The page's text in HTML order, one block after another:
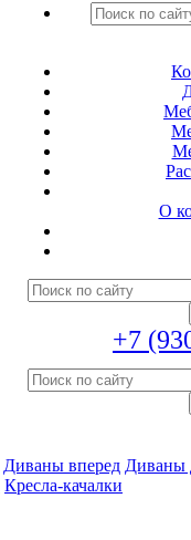
О
+7
Диваны вперед Диваны
Кресла-качалки